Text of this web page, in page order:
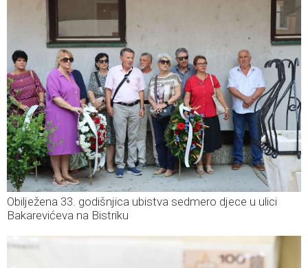
Obilježena 33. godišnjica ubistva sedmero djece u ulici
Bakarevićeva na Bistriku